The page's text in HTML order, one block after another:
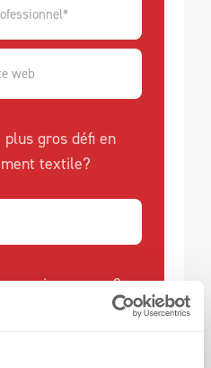
gros défi en
textile?
vous?